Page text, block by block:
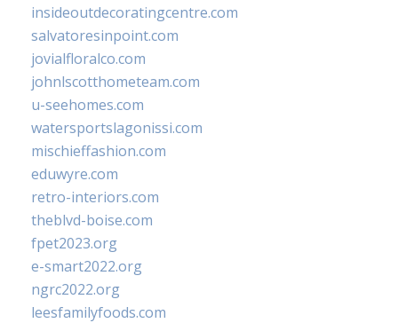
insideoutdecoratingcentre.com
salvatoresinpoint.com
jovialfloralco.com
johnlscotthometeam.com
u-seehomes.com
watersportslagonissi.com
mischieffashion.com
eduwyre.com
retro-interiors.com
theblvd-boise.com
fpet2023.org
e-smart2022.org
ngrc2022.org
leesfamilyfoods.com